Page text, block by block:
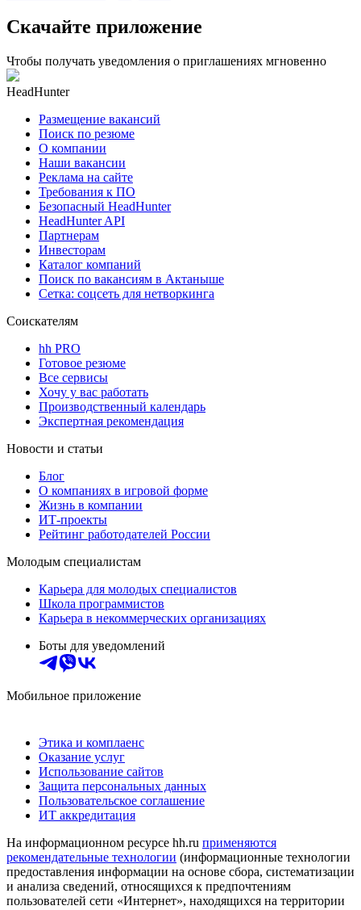
Скачайте приложение
Чтобы получать уведомления о приглашениях мгновенно
HeadHunter
Размещение вакансий
Поиск по резюме
О компании
Наши вакансии
Реклама на сайте
Требования к ПО
Безопасный HeadHunter
HeadHunter API
Партнерам
Инвесторам
Каталог компаний
Поиск по вакансиям в Актаныше
Сетка: соцсеть для нетворкинга
Соискателям
hh PRO
Готовое резюме
Все сервисы
Хочу у вас работать
Производственный календарь
Экспертная рекомендация
Новости и статьи
Блог
О компаниях в игровой форме
Жизнь в компании
ИТ-проекты
Рейтинг работодателей России
Молодым специалистам
Карьера для молодых специалистов
Школа программистов
Карьера в некоммерческих организациях
Боты для уведомлений
Мобильное приложение
Этика и комплаенс
Оказание услуг
Использование сайтов
Защита персональных данных
Пользовательское соглашение
ИТ аккредитация
На информационном ресурсе hh.ru применяются
рекомендательные технологии (информационные технологии
предоставления информации на основе сбора, систематизации
и анализа сведений, относящихся к предпочтениям
пользователей сети «Интернет», находящихся на территории